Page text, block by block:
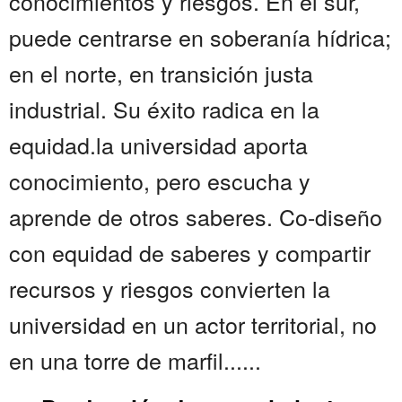
puede centrarse en soberanía hídrica;
en el norte, en transición justa
industrial. Su éxito radica en la
equidad.la universidad aporta
conocimiento, pero escucha y
aprende de otros saberes. Co-diseño
con equidad de saberes y compartir
recursos y riesgos convierten la
universidad en un actor territorial, no
en una torre de marfil......